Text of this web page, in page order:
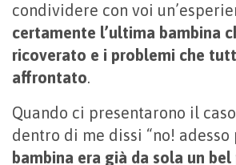
condividere con voi
certamente l’ultima bambina
ricoverato e i problemi che
affrontato.
Quando ci presentarono il
dentro di me dissi “no! adesso
bambina era già da sola un